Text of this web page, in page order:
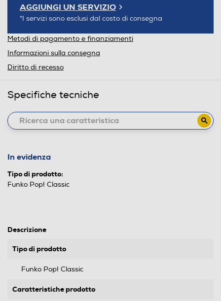
AGGIUNGI UN SERVIZIO
*I servizi sono esclusi dal costo di consegna
Metodi di pagamento e finanziamenti
Informazioni sulla consegna
Diritto di recesso
Specifiche tecniche
In evidenza
Tipo di prodotto:
Funko Pop! Classic
Descrizione
Tipo di prodotto
Funko Pop! Classic
Caratteristiche prodotto